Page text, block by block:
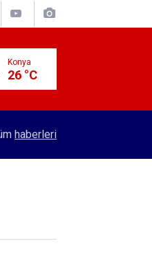
Konya
26 °C
açıklandı
haberleri